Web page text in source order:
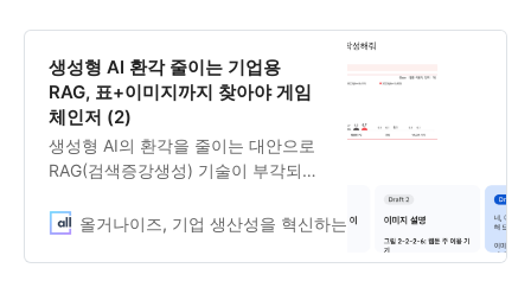
생성형 AI 환각 줄이는 기업용
RAG, 표+이미지까지 찾아야 게임
체인저 (2)
생성형 AI의 환각을 줄이는 대안으로
RAG(검색증강생성) 기술이 부각되고
지 해석해내는 RAG는 많지 않습니다.
의 기업용 RAG 방법론, 성능 향상을
올거나이즈, 기업 생산성을 혁신하는 LLM Enabler